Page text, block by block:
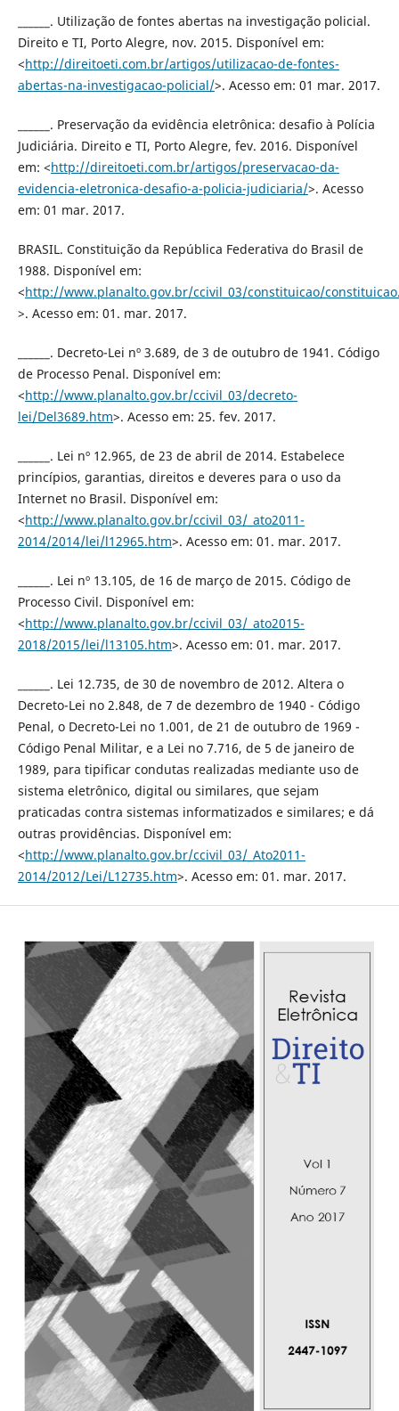
______. Utilização de fontes abertas na investigação policial.
Direito e TI, Porto Alegre, nov. 2015. Disponível em:
<http://direitoeti.com.br/artigos/utilizacao-de-fontes-
abertas-na-investigacao-policial/>. Acesso em: 01 mar. 2017.
______. Preservação da evidência eletrônica: desafio à Polícia
Judiciária. Direito e TI, Porto Alegre, fev. 2016. Disponível
em: <http://direitoeti.com.br/artigos/preservacao-da-
evidencia-eletronica-desafio-a-policia-judiciaria/>. Acesso
em: 01 mar. 2017.
BRASIL. Constituição da República Federativa do Brasil de
1988. Disponível em:
<http://www.planalto.gov.br/ccivil_03/constituicao/
>. Acesso em: 01. mar. 2017.
______. Decreto-Lei nº 3.689, de 3 de outubro de 1941. Código
de Processo Penal. Disponível em:
<http://www.planalto.gov.br/ccivil_03/decreto-
lei/Del3689.htm>. Acesso em: 25. fev. 2017.
______. Lei nº 12.965, de 23 de abril de 2014. Estabelece
princípios, garantias, direitos e deveres para o uso da
Internet no Brasil. Disponível em:
<http://www.planalto.gov.br/ccivil_03/_ato2011-
2014/2014/lei/l12965.htm>. Acesso em: 01. mar. 2017.
______. Lei nº 13.105, de 16 de março de 2015. Código de
Processo Civil. Disponível em:
<http://www.planalto.gov.br/ccivil_03/_ato2015-
2018/2015/lei/l13105.htm>. Acesso em: 01. mar. 2017.
______. Lei 12.735, de 30 de novembro de 2012. Altera o
Decreto-Lei no 2.848, de 7 de dezembro de 1940 - Código
Penal, o Decreto-Lei no 1.001, de 21 de outubro de 1969 -
Código Penal Militar, e a Lei no 7.716, de 5 de janeiro de
1989, para tipificar condutas realizadas mediante uso de
sistema eletrônico, digital ou similares, que sejam
praticadas contra sistemas informatizados e similares; e dá
outras providências. Disponível em:
<http://www.planalto.gov.br/ccivil_03/_Ato2011-
2014/2012/Lei/L12735.htm>. Acesso em: 01. mar. 2017.